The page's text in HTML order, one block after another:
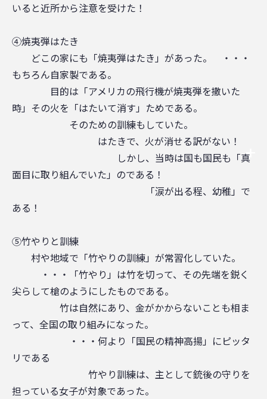
いると近所から注意を受けた！
④焼夷弾はたき
どこの家にも「焼夷弾はたき」があった。 ・・・
もちろん自家製である。
目的は「アメリカの飛行機が焼夷弾を撒いた
時」その火を「はたいて消す」ためである。
そのための訓練もしていた。
はたきで、火が消せる訳がない！
しかし、当時は国も国民も「真
面目に取り組んでいた」のである！
「涙が出る程、幼稚」で
ある！
⑤竹やりと訓練
村や地域で「竹やりの訓練」が常習化していた。
・・・「竹やり」は竹を切って、その先端を鋭く
尖らして槍のようにしたものである。
竹は自然にあり、金がかからないことも相ま
って、全国の取り組みになった。
・・・何より「国民の精神高揚」にピッタ
リである
竹やり訓練は、主として銃後の守りを
担っている女子が対象であった。